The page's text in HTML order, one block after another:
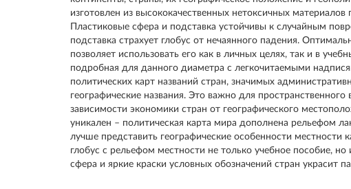
изготовлен из высококачественных нетоксичных
Пластиковые сфера и подставка устойчивы к случайным
подставка страхует глобус от нечаянного падения.
позволяет использовать его как в личных целях, так и в
подробная для данного диаметра с легкочитаемыми
политических карт названий стран, значимых
географические названия. Это важно для пространственного
зависимости экономики стран от географического
уникален – политическая карта мира дополнена рельефом
лучше представить географические особенности местности
глобус с рельефом местности не только учебное пособие, но
сфера и яркие краски условных обозначений стран украсит